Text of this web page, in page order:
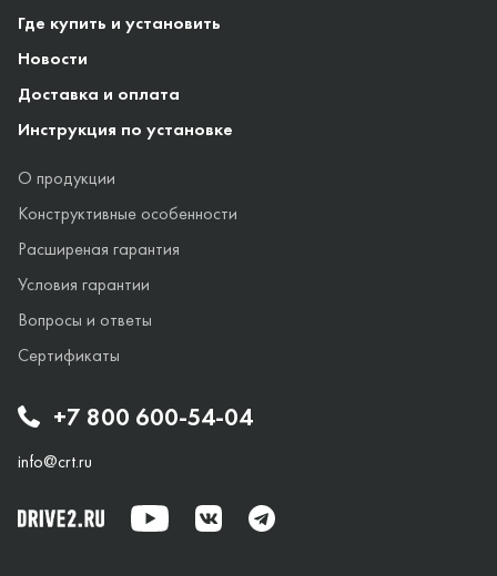
+7 800 600-54-04
info@crt.ru
Где купить и установить
Новости
Доставка и оплата
Инструкция по установке
О продукции
Конструктивные особенности
Расширеная гарантия
Условия гарантии
Вопросы и ответы
Сертификаты